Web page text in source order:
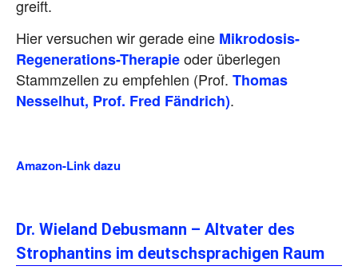
greift.
Hier versuchen wir gerade eine Mikrodosis-
Regenerations-Therapieoder überlegen
Stammzellen zu empfehlen (Prof. Thomas
Nesselhut, Prof. Fred Fändrich).
Amazon-Link dazu
Dr. Wieland Debusmann – Altvater des
Strophantins im deutschsprachigen Raum